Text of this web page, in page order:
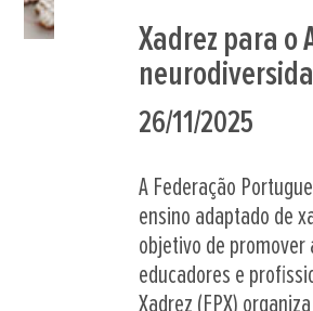
Xadrez para o
26/11/2025
A Federação
ensino adaptado de
objetivo de
educadores e
Xadrez (FPX)